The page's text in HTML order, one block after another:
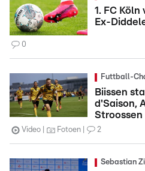
1. FC
Ex-
0
Futtball-
Biissen
d'Saison,
Stroossen
Video Fotoen 2
Sebastian